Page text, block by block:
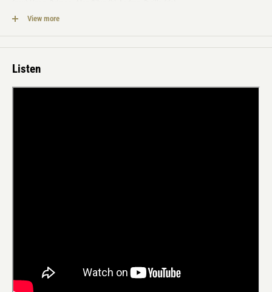
1.Steps
3.Unit Structure/ As Of A Now/ Section
4.Tales (8 Whisps)
View more
Listen